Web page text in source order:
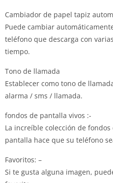
Cambiador de papel tapiz
Puede cambiar
teléfono que descarga con
tiempo.
Tono de llamada
Establecer como tono de
alarma / sms / llamada.
fondos de pantalla vivos :-
La increíble colección de
pantalla hace que su teléfono
Favoritos: –
Si te gusta alguna imagen,